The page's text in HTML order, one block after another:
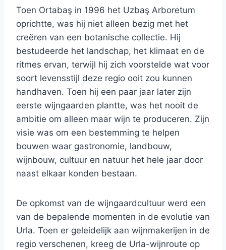
Toen Ortabaş in 1996 het Uzbaş Arboretum
oprichtte, was hij niet alleen bezig met het
creëren van een botanische collectie. Hij
bestudeerde het landschap, het klimaat en de
ritmes ervan, terwijl hij zich voorstelde wat voor
soort levensstijl deze regio ooit zou kunnen
handhaven. Toen hij een paar jaar later zijn
eerste wijngaarden plantte, was het nooit de
ambitie om alleen maar wijn te produceren. Zijn
visie was om een ​​bestemming te helpen
bouwen waar gastronomie, landbouw,
wijnbouw, cultuur en natuur het hele jaar door
naast elkaar konden bestaan.
De opkomst van de wijngaardcultuur werd een
van de bepalende momenten in de evolutie van
Urla. Toen er geleidelijk aan wijnmakerijen in de
regio verschenen, kreeg de Urla-wijnroute op